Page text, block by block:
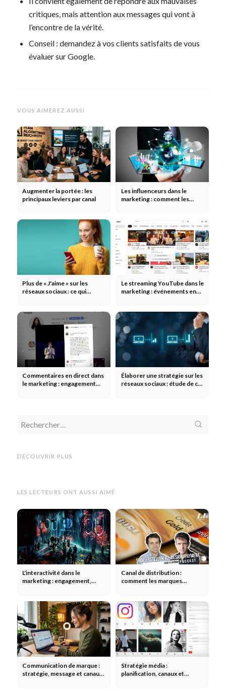
critiques, mais attention aux messages qui vont à
l’encontre de la vérité.
Conseil : demandez à vos clients satisfaits de vous
évaluer sur Google.
VOUS AIMEREZ AUSSI
Augmenter la portée : les
principaux leviers par canal
Les influenceurs dans le
marketing : comment les
Plus de « J'aime » sur les
réseaux sociaux : ce qui
Le streaming YouTube dans le
marketing : événements en
communauté
Commentaires en direct dans
le marketing : engagement
Élaborer une stratégie sur les
réseaux sociaux : étude de cas
DÉCOUVRIR PLUS
des clients via les réseaux
LES LECTEURS ONT AUSSI AIMÉ
L'interactivité dans le
marketing : engagement,
Canal de distribution :
comment les marques
Communication de marque :
stratégie, message et canaux
Stratégie média :
planification, canaux et